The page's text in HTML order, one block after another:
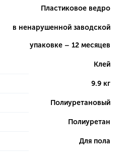
Пластиковое ведро
в ненарушенной заводской
упаковке – 12 месяцев
Клей
9.9 кг
Полиуретановый
Полиуретан
Для пола